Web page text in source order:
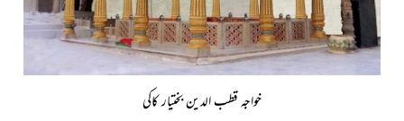
خواجہ قطب الدین بختیار کاکی